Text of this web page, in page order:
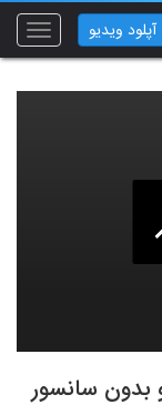
Toggle
آپلود ویدیو
بدون سانسور